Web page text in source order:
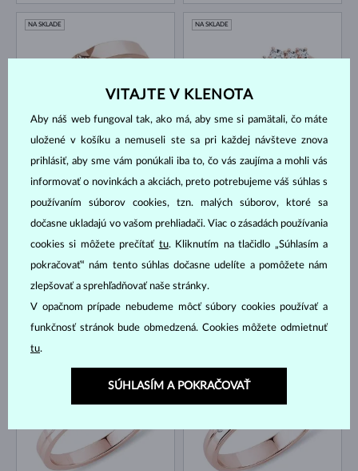
RUŽOVÉ ZLATO
DIAMANT
NA SKLADE
1 040 €
RUŽOVÉ ZLATO
DIAMANT
NA SKLADE
1 300 €
RUŽOVÉ ZLATO
DIAMANT
2 505 €
RUŽOVÉ ZLATO
DIAMANT
866 €
VITAJTE V KLENOTA
Aby náš web fungoval tak, ako má, aby sme si pamätali, čo máte
uložené v košíku a nemuseli ste sa pri každej návšteve znova
prihlásiť, aby sme vám ponúkali iba to, čo vás zaujíma a mohli vás
informovať o novinkách a akciách, preto potrebujeme váš súhlas s
používaním súborov cookies, tzn. malých súborov, ktoré sa
dočasne ukladajú vo vašom prehliadači. Viac o zásadách používania
cookies si môžete prečítať tu. Kliknutím na tlačidlo „Súhlasím a
pokračovať“ nám tento súhlas dočasne udelíte a pomôžete nám
zlepšovať a sprehľadňovať naše stránky.
V opačnom prípade nebudeme môcť súbory cookies používať a
funkčnosť stránok bude obmedzená. Cookies môžete odmietnuť
tu.
SÚHLASÍM A POKRAČOVAŤ